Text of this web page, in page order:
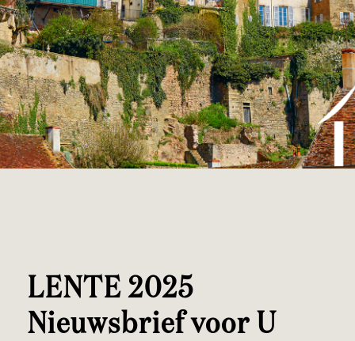
LENTE 2025
Nieuwsbrief voor U